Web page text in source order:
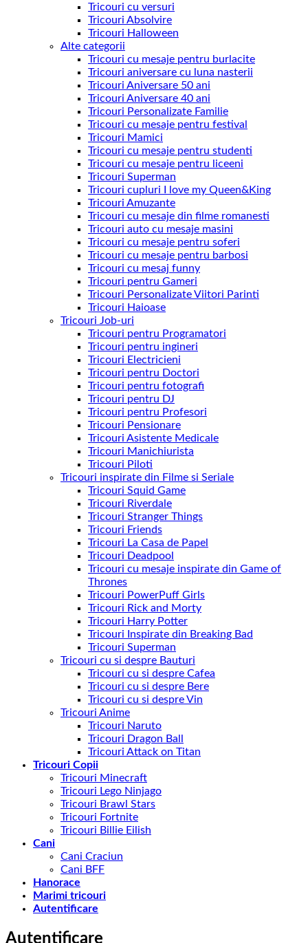
Tricouri cu versuri
Tricouri Absolvire
Tricouri Halloween
Alte categorii
Tricouri cu mesaje pentru burlacite
Tricouri aniversare cu luna nasterii
Tricouri Aniversare 50 ani
Tricouri Aniversare 40 ani
Tricouri Personalizate Familie
Tricouri cu mesaje pentru festival
Tricouri Mamici
Tricouri cu mesaje pentru studenti
Tricouri cu mesaje pentru liceeni
Tricouri Superman
Tricouri cupluri I love my Queen&King
Tricouri Amuzante
Tricouri cu mesaje din filme romanesti
Tricouri auto cu mesaje masini
Tricouri cu mesaje pentru soferi
Tricouri cu mesaje pentru barbosi
Tricouri cu mesaj funny
Tricouri pentru Gameri
Tricouri Personalizate Viitori Parinti
Tricouri Haioase
Tricouri Job-uri
Tricouri pentru Programatori
Tricouri pentru ingineri
Tricouri Electricieni
Tricouri pentru Doctori
Tricouri pentru fotografi
Tricouri pentru DJ
Tricouri pentru Profesori
Tricouri Pensionare
Tricouri Asistente Medicale
Tricouri Manichiurista
Tricouri Piloti
Tricouri inspirate din Filme si Seriale
Tricouri Squid Game
Tricouri Riverdale
Tricouri Stranger Things
Tricouri Friends
Tricouri La Casa de Papel
Tricouri Deadpool
Tricouri cu mesaje inspirate din Game of
Thrones
Tricouri PowerPuff Girls
Tricouri Rick and Morty
Tricouri Harry Potter
Tricouri Inspirate din Breaking Bad
Tricouri Superman
Tricouri cu si despre Bauturi
Tricouri cu si despre Cafea
Tricouri cu si despre Bere
Tricouri cu si despre Vin
Tricouri Anime
Tricouri Naruto
Tricouri Dragon Ball
Tricouri Attack on Titan
Tricouri Copii
Tricouri Minecraft
Tricouri Lego Ninjago
Tricouri Brawl Stars
Tricouri Fortnite
Tricouri Billie Eilish
Cani
Cani Craciun
Cani BFF
Hanorace
Marimi tricouri
Autentificare
Autentificare